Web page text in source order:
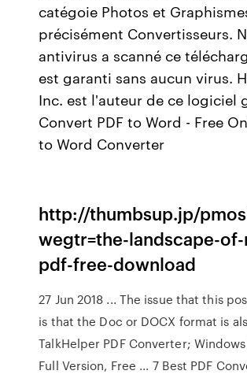
catégoie Photos et
précisément Convertisseurs.
antivirus a scanné ce
est garanti sans aucun virus.
Inc. est l'auteur de ce logiciel
Convert PDF to Word - Free
to Word Converter
http://thumbsup.jp/
wegtr=the-landscape-of-
pdf-free-download
27 Jun 2018 ... The issue that this
is that the Doc or DOCX format is
TalkHelper PDF Converter; Windows
Full Version, Free ... 7 Best PDF